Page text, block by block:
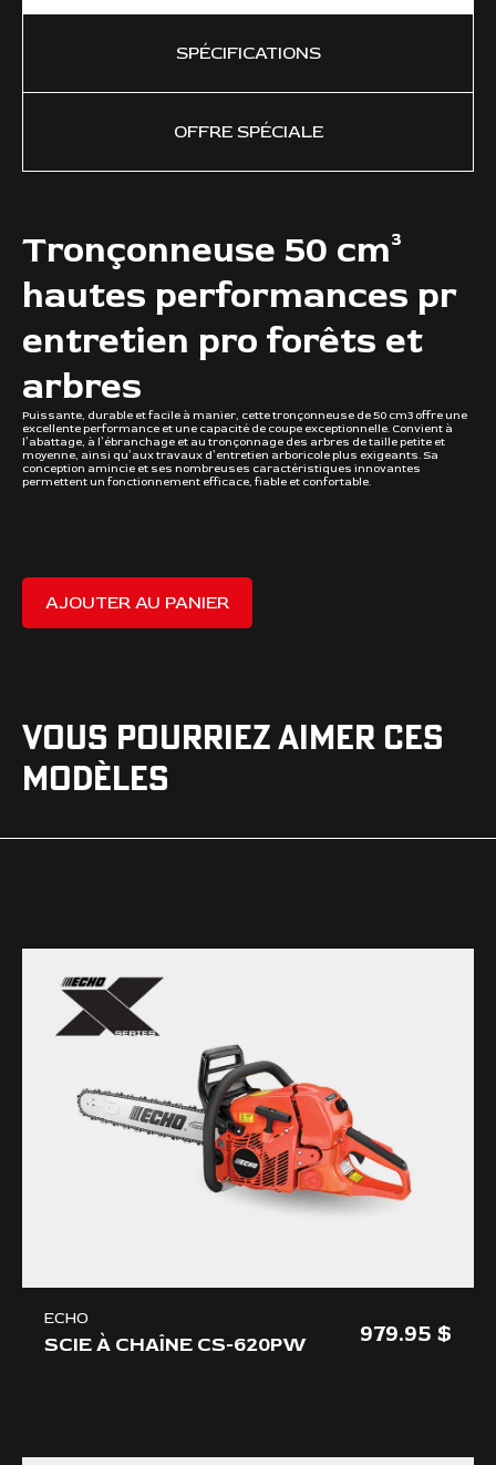
SPÉCIFICATIONS
OFFRE SPÉCIALE
Tronçonneuse 50 cm³
hautes performances pr
entretien pro forêts et
arbres
Puissante, durable et facile à manier, cette tronçonneuse de 50 cm3 offre une
excellente performance et une capacité de coupe exceptionnelle. Convient à
l’abattage, à l’ébranchage et au tronçonnage des arbres de taille petite et
moyenne, ainsi qu’aux travaux d’entretien arboricole plus exigeants. Sa
conception amincie et ses nombreuses caractéristiques innovantes
permettent un fonctionnement efficace, fiable et confortable.
AJOUTER AU PANIER
VOUS POURRIEZ AIMER CES
MODÈLES
ECHO
SCIE À CHAÎNE CS-620PW 979.95